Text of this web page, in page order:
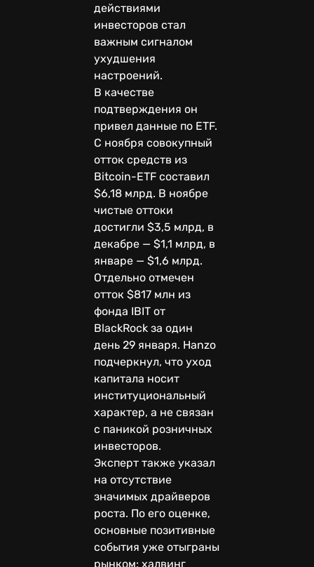
действиями
инвесторов стал
важным сигналом
ухудшения
настроений.
В качестве
подтверждения он
привел данные по ETF.
С ноября совокупный
отток средств из
Bitcoin-ETF составил
$6,18 млрд. В ноябре
чистые оттоки
достигли $3,5 млрд, в
декабре — $1,1 млрд, в
январе — $1,6 млрд.
Отдельно отмечен
отток $817 млн из
фонда IBIT от
BlackRock за один
день 29 января. Hanzo
подчеркнул, что уход
капитала носит
институциональный
характер, а не связан
с паникой розничных
инвесторов.
Эксперт также указал
на отсутствие
значимых драйверов
роста. По его оценке,
основные позитивные
события уже отыграны
рынком: халвинг